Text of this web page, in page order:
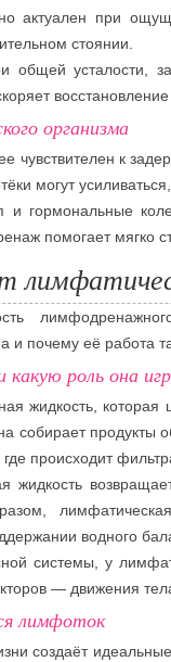
актуален при
стоянии.
общей усталости,
организма
чувствителен к
могут
и гормональные
помогает мягко
и почему её работа
роль она
жидкость, которая
продукты
происходит
жидкость
водного
системы, у
— движения
лимфоток
создаёт